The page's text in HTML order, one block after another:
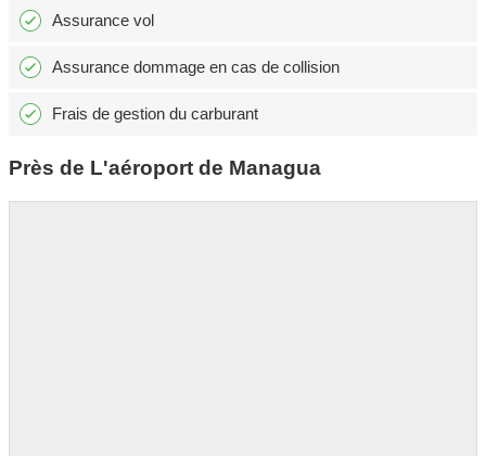
Assurance vol
Assurance dommage en cas de collision
Frais de gestion du carburant
Près de L'aéroport de Managua